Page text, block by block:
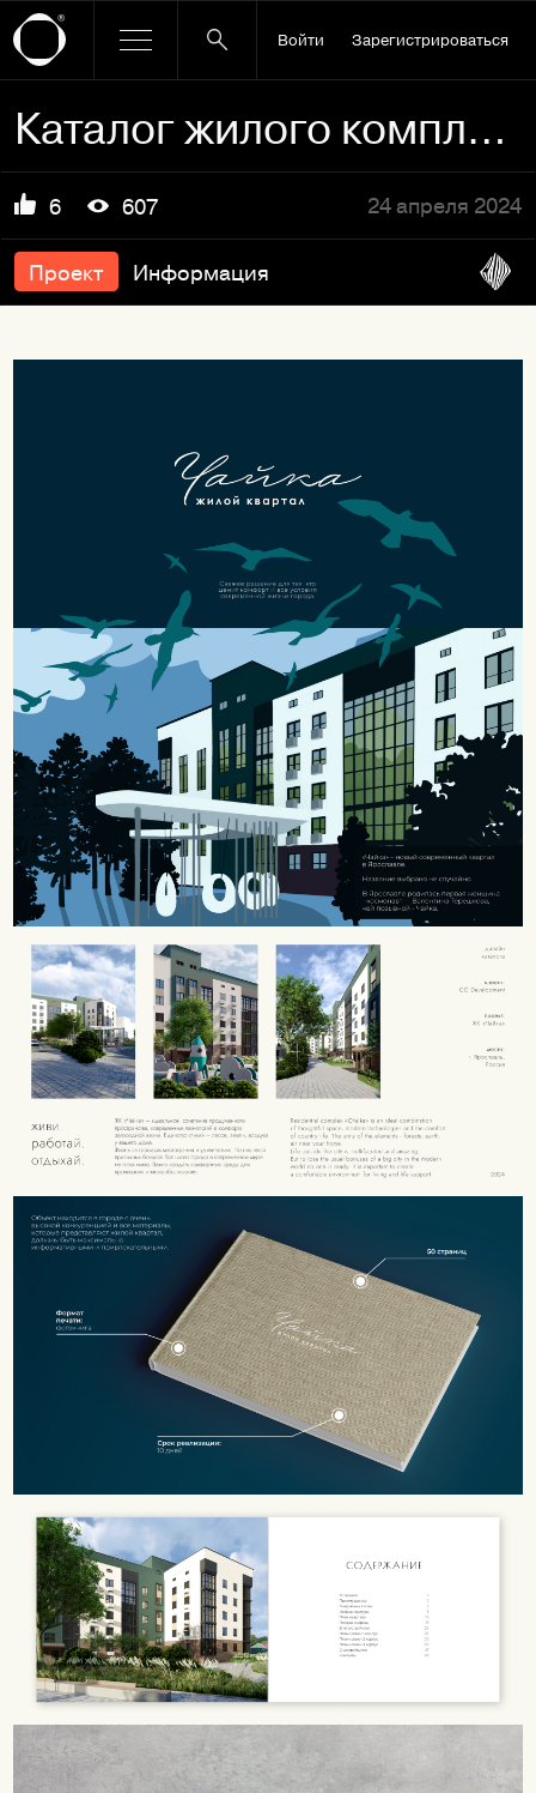
Войти Зарегистрироваться
Каталог жилого комплекса «Чайка»
6 607 24 апреля 2024
Проект Информация